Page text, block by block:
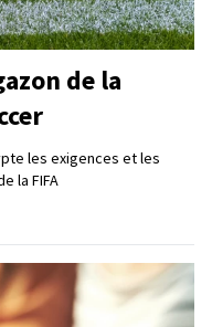
de la
les exigences et les
la FIFA